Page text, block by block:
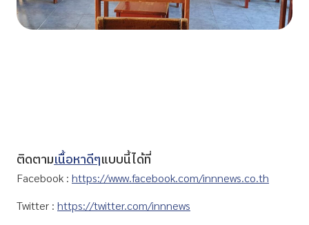
ติดตามเนื้อหาดีๆแบบนี้ได้ที่
Facebook : https://www.facebook.com/innnews.co.th
Twitter : https://twitter.com/innnews